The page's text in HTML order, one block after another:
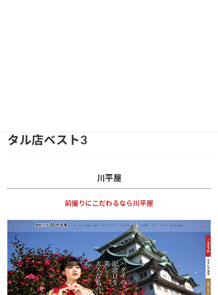
タル店ベスト3
川平屋
前撮りにこだわるなら川平屋